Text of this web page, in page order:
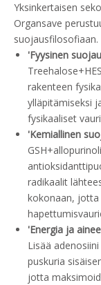
Yksinkertaisen
Organsave
suojausfilosofiaan.
'Fyysinen
rakenteen
ylläpitämiseksi
fysikaaliset
'Kemiallinen
radikaalit
kokonaan, jotta
'Energia ja
Lisää
puskuria
jotta